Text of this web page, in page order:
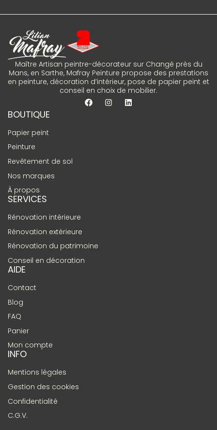
Maître Artisan peintre-décorateur sur Changé près du
Mans, en Sarthe, Mafray Peinture propose des prestations
en peinture, décoration d’intérieur, pose de papier peint et
conseil en choix de mobilier.
BOUTIQUE
Papier peint
Peinture
Revêtement de sol
Nos marques
À propos
SERVICES
Rénovation intérieure
Rénovation extérieure
Rénovation du patrimoine
Conseil en décoration
AIDE
Contact
Blog
FAQ
Panier
Mon compte
INFO
Mentions légales
Gestion des cookies
Confidentialité
C.G.V.